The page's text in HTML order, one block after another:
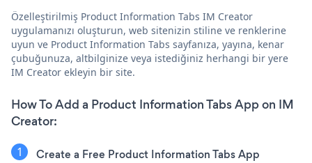
Özelleştirilmiş Product Information Tabs IM Creator
uygulamanızı oluşturun, web sitenizin stiline ve renklerine
uyun ve Product Information Tabs sayfanıza, yayına, kenar
çubuğunuza, altbilginize veya istediğiniz herhangi bir yere
IM Creator ekleyin bir site.
How To Add a Product Information Tabs App on IM
Creator:
Create a Free Product Information Tabs App